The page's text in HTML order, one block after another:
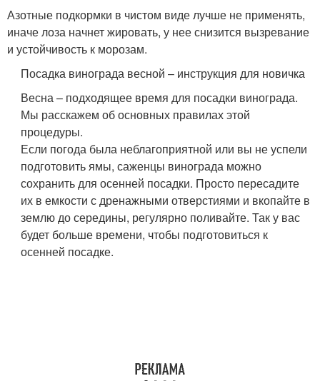
Азотные подкормки в чистом виде лучше не применять,
иначе лоза начнет жировать, у нее снизится вызревание
и устойчивость к морозам.
Посадка винограда весной – инструкция для новичка
Весна – подходящее время для посадки винограда.
Мы расскажем об основных правилах этой
процедуры.
Если погода была неблагоприятной или вы не успели
подготовить ямы, саженцы винограда можно
сохранить для осенней посадки. Просто пересадите
их в емкости с дренажными отверстиями и вкопайте в
землю до середины, регулярно поливайте. Так у вас
будет больше времени, чтобы подготовиться к
осенней посадке.